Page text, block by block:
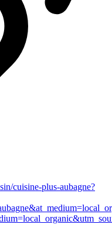
cuisine-plus-aubagne?